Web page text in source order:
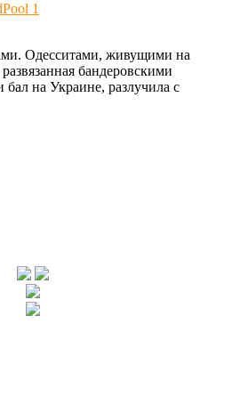
1
Одесситами, живущими на
бандеровскими
на Украине, разлучила с